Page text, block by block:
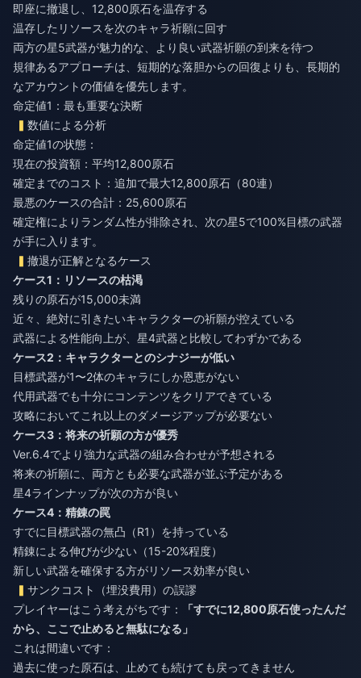
即座に撤退し、12,800原石を温存する
温存したリソースを次のキャラ祈願に回す
両方の星5武器が魅力的な、より良い武器祈願の到来を待つ
規律あるアプローチは、短期的な落胆からの回復よりも、長期的
なアカウントの価値を優先します。
命定値1：最も重要な決断
数値による分析
命定値1の状態：
現在の投資額：平均12,800原石
確定までのコスト：追加で最大12,800原石（80連）
最悪のケースの合計：25,600原石
確定権によりランダム性が排除され、次の星5で100%目標の武器
が手に入ります。
撤退が正解となるケース
ケース1：リソースの枯渇
残りの原石が15,000未満
近々、絶対に引きたいキャラクターの祈願が控えている
武器による性能向上が、星4武器と比較してわずかである
ケース2：キャラクターとのシナジーが低い
目標武器が1〜2体のキャラにしか恩恵がない
代用武器でも十分にコンテンツをクリアできている
攻略においてこれ以上のダメージアップが必要ない
ケース3：将来の祈願の方が優秀
Ver.6.4でより強力な武器の組み合わせが予想される
将来の祈願に、両方とも必要な武器が並ぶ予定がある
星4ラインナップが次の方が良い
ケース4：精錬の罠
すでに目標武器の無凸（R1）を持っている
精錬による伸びが少ない（15-20%程度）
新しい武器を確保する方がリソース効率が良い
サンクコスト（埋没費用）の誤謬
プレイヤーはこう考えがちです：
「すでに12,800原石使ったんだ
から、ここで止めると無駄になる」
これは間違いです：
過去に使った原石は、止めても続けても戻ってきません